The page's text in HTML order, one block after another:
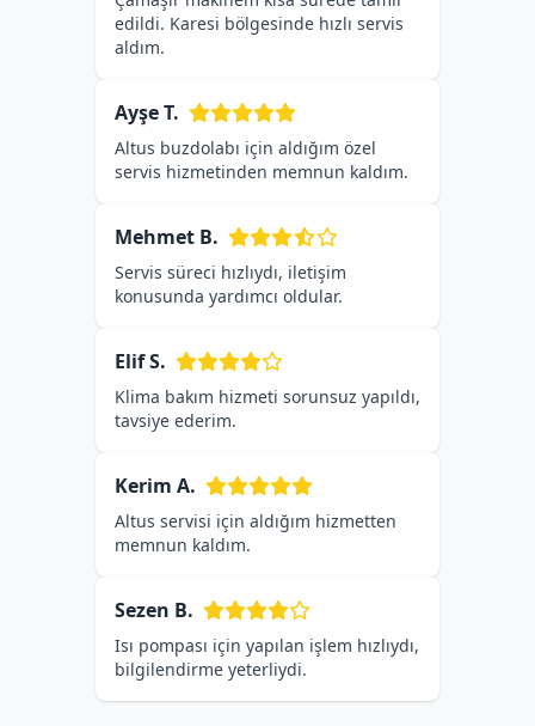
edildi. Karesi bölgesinde hızlı servis
aldım.
Ayşe T.
Altus buzdolabı için aldığım özel
servis hizmetinden memnun kaldım.
Mehmet B.
Servis süreci hızlıydı, iletişim
konusunda yardımcı oldular.
Elif S.
Klima bakım hizmeti sorunsuz yapıldı,
tavsiye ederim.
Kerim A.
Altus servisi için aldığım hizmetten
memnun kaldım.
Sezen B.
Isı pompası için yapılan işlem hızlıydı,
bilgilendirme yeterliydi.